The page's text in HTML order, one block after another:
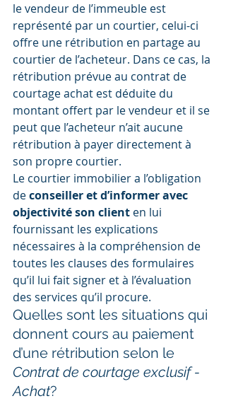
le vendeur de l’immeuble est
représenté par un courtier, celui-ci
offre une rétribution en partage au
courtier de l’acheteur. Dans ce cas, la
rétribution prévue au contrat de
courtage achat est déduite du
montant offert par le vendeur et il se
peut que l’acheteur n’ait aucune
rétribution à payer directement à
son propre courtier.
Le courtier immobilier a l’obligation
de conseiller et d’informer avec
objectivité son client en lui
fournissant les explications
nécessaires à la compréhension de
toutes les clauses des formulaires
qu’il lui fait signer et à l’évaluation
des services qu’il procure.
Quelles sont les situations qui
donnent cours au paiement
d’une rétribution selon le
Contrat de courtage exclusif -
Achat?